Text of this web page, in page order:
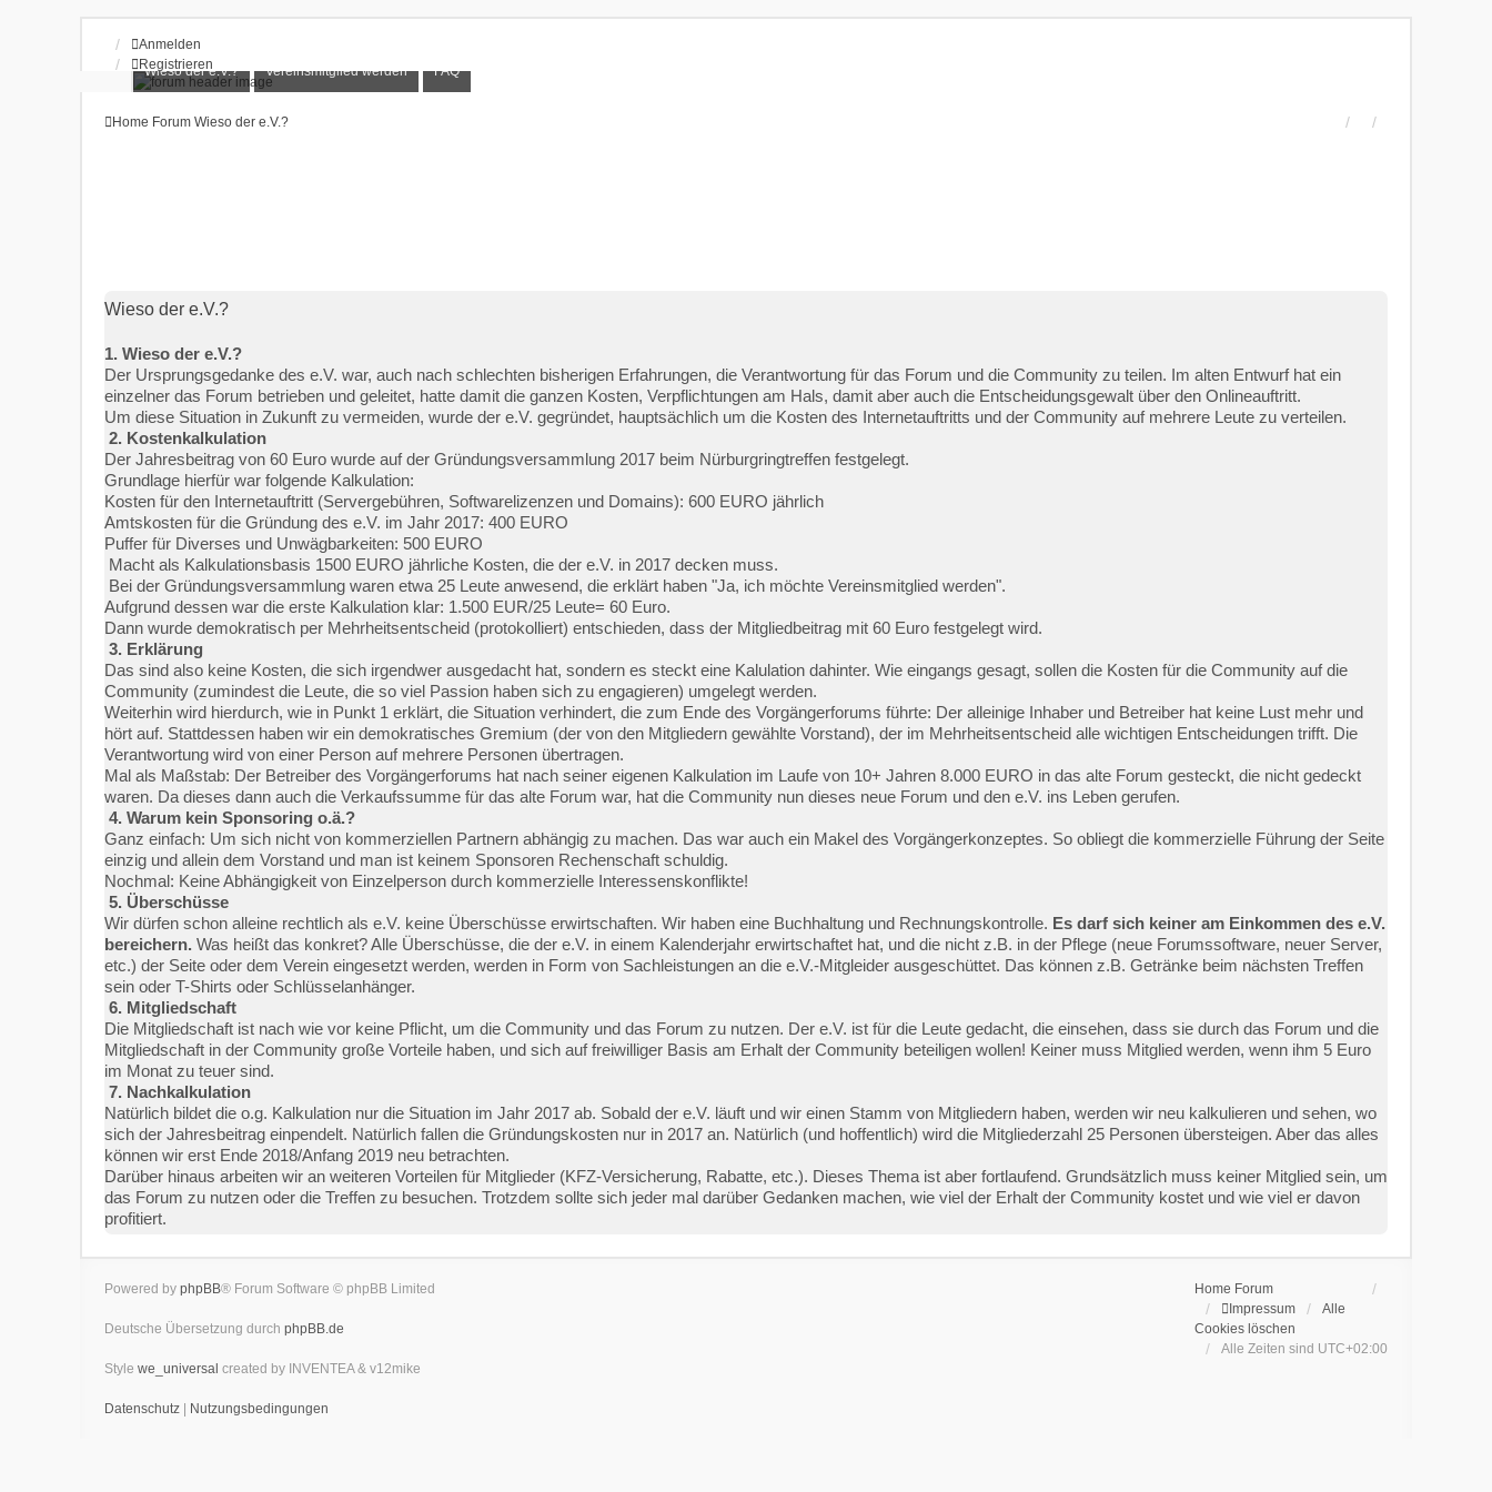
Anmelden
Registrieren
Wieso der e.V.? Vereinsmitglied werden FAQ
Home Forum Wieso der e.V.?
Wieso der e.V.?
1. Wieso der e.V.?
Der Ursprungsgedanke des e.V. war, auch nach schlechten bisherigen Erfahrungen, die Verantwortung für das Forum und die Community zu teilen. Im alten Entwurf hat ein
einzelner das Forum betrieben und geleitet, hatte damit die ganzen Kosten, Verpflichtungen am Hals, damit aber auch die Entscheidungsgewalt über den Onlineauftritt.
Um diese Situation in Zukunft zu vermeiden, wurde der e.V. gegründet, hauptsächlich um die Kosten des Internetauftritts und der Community auf mehrere Leute zu verteilen.
2. Kostenkalkulation
Der Jahresbeitrag von 60 Euro wurde auf der Gründungsversammlung 2017 beim Nürburgringtreffen festgelegt.
Grundlage hierfür war folgende Kalkulation:
Kosten für den Internetauftritt (Servergebühren, Softwarelizenzen und Domains): 600 EURO jährlich
Amtskosten für die Gründung des e.V. im Jahr 2017: 400 EURO
Puffer für Diverses und Unwägbarkeiten: 500 EURO
Macht als Kalkulationsbasis 1500 EURO jährliche Kosten, die der e.V. in 2017 decken muss.
Bei der Gründungsversammlung waren etwa 25 Leute anwesend, die erklärt haben "Ja, ich möchte Vereinsmitglied werden".
Aufgrund dessen war die erste Kalkulation klar: 1.500 EUR/25 Leute= 60 Euro.
Dann wurde demokratisch per Mehrheitsentscheid (protokolliert) entschieden, dass der Mitgliedbeitrag mit 60 Euro festgelegt wird.
3. Erklärung
Das sind also keine Kosten, die sich irgendwer ausgedacht hat, sondern es steckt eine Kalulation dahinter. Wie eingangs gesagt, sollen die Kosten für die Community auf die
Community (zumindest die Leute, die so viel Passion haben sich zu engagieren) umgelegt werden.
Weiterhin wird hierdurch, wie in Punkt 1 erklärt, die Situation verhindert, die zum Ende des Vorgängerforums führte: Der alleinige Inhaber und Betreiber hat keine Lust mehr und
hört auf. Stattdessen haben wir ein demokratisches Gremium (der von den Mitgliedern gewählte Vorstand), der im Mehrheitsentscheid alle wichtigen Entscheidungen trifft. Die
Verantwortung wird von einer Person auf mehrere Personen übertragen.
Mal als Maßstab: Der Betreiber des Vorgängerforums hat nach seiner eigenen Kalkulation im Laufe von 10+ Jahren 8.000 EURO in das alte Forum gesteckt, die nicht gedeckt
waren. Da dieses dann auch die Verkaufssumme für das alte Forum war, hat die Community nun dieses neue Forum und den e.V. ins Leben gerufen.
4. Warum kein Sponsoring o.ä.?
Ganz einfach: Um sich nicht von kommerziellen Partnern abhängig zu machen. Das war auch ein Makel des Vorgängerkonzeptes. So obliegt die kommerzielle Führung der Seite
einzig und allein dem Vorstand und man ist keinem Sponsoren Rechenschaft schuldig.
Nochmal: Keine Abhängigkeit von Einzelperson durch kommerzielle Interessenskonflikte!
5. Überschüsse
Wir dürfen schon alleine rechtlich als e.V. keine Überschüsse erwirtschaften. Wir haben eine Buchhaltung und Rechnungskontrolle. Es darf sich keiner am Einkommen des e.V.
bereichern. Was heißt das konkret? Alle Überschüsse, die der e.V. in einem Kalenderjahr erwirtschaftet hat, und die nicht z.B. in der Pflege (neue Forumssoftware, neuer Server,
etc.) der Seite oder dem Verein eingesetzt werden, werden in Form von Sachleistungen an die e.V.-Mitgleider ausgeschüttet. Das können z.B. Getränke beim nächsten Treffen
sein oder T-Shirts oder Schlüsselanhänger.
6. Mitgliedschaft
Die Mitgliedschaft ist nach wie vor keine Pflicht, um die Community und das Forum zu nutzen. Der e.V. ist für die Leute gedacht, die einsehen, dass sie durch das Forum und die
Mitgliedschaft in der Community große Vorteile haben, und sich auf freiwilliger Basis am Erhalt der Community beteiligen wollen! Keiner muss Mitglied werden, wenn ihm 5 Euro
im Monat zu teuer sind.
7. Nachkalkulation
Natürlich bildet die o.g. Kalkulation nur die Situation im Jahr 2017 ab. Sobald der e.V. läuft und wir einen Stamm von Mitgliedern haben, werden wir neu kalkulieren und sehen, wo
sich der Jahresbeitrag einpendelt. Natürlich fallen die Gründungskosten nur in 2017 an. Natürlich (und hoffentlich) wird die Mitgliederzahl 25 Personen übersteigen. Aber das alles
können wir erst Ende 2018/Anfang 2019 neu betrachten.
Darüber hinaus arbeiten wir an weiteren Vorteilen für Mitglieder (KFZ-Versicherung, Rabatte, etc.). Dieses Thema ist aber fortlaufend. Grundsätzlich muss keiner Mitglied sein, um
das Forum zu nutzen oder die Treffen zu besuchen. Trotzdem sollte sich jeder mal darüber Gedanken machen, wie viel der Erhalt der Community kostet und wie viel er davon
profitiert.
Home Forum
Impressum
Alle
Cookies löschen
Alle Zeiten sind UTC+02:00
Powered by phpBB® Forum Software © phpBB Limited
Deutsche Übersetzung durch phpBB.de
Style we_universal created by INVENTEA & v12mike
Datenschutz | Nutzungsbedingungen